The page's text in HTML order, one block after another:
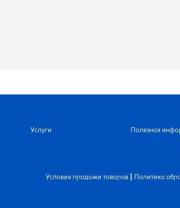
Услуги Полезная
Условия продажи товаров Политика